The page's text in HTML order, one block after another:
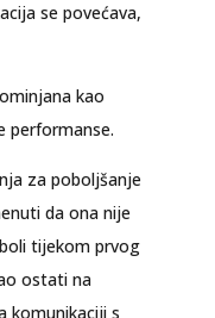
se povećava,
kao
performanse.
za poboljšanje
da ona nije
tijekom prvog
ostati na
komunikaciji s